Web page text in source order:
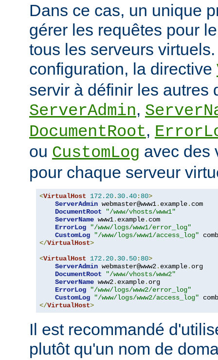
Dans ce cas, un unique
gérer les requêtes pour
tous les serveurs
configuration, la directive
servir à définir les autres
ServerAdmin,
DocumentRoot,
ou CustomLog avec des
pour chaque serveur
<VirtualHost 172.20. 30.40: 80>
ServerAdmin webmaster@www1. example. com
DocumentRoot
"/www/vhosts/www1"
ServerName www1. example. com
ErrorLog
"/www/logs/www1/error_log"
CustomLog
"/www/logs/www1/access_log"
</VirtualHost>
<VirtualHost 172.20. 30.50: 80>
ServerAdmin webmaster@www2. example. org
DocumentRoot
"/www/vhosts/www2"
ServerName www2. example. org
ErrorLog
"/www/logs/www2/error_log"
CustomLog
"/www/logs/www2/access_log"
</VirtualHost>
Il est recommandé
plutôt qu'un nom de